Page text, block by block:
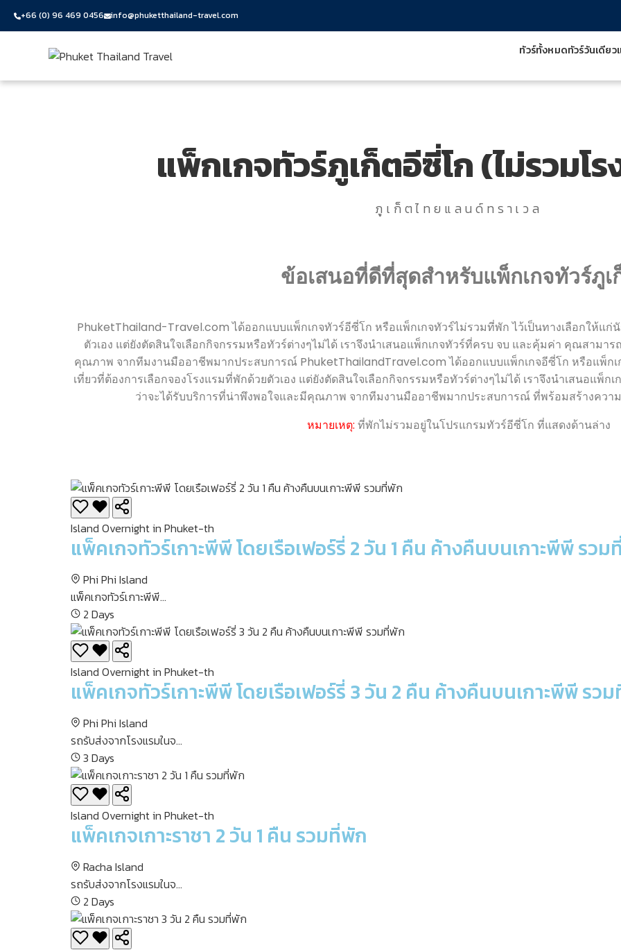
+66 (0) 96 469 0456 info@phuketthailand-travel.com
ทัวร์ทั้งหมดทัวร์วันเดียว
แพ็กเกจทัวร์ภูเก็ตอีซี่โก (ไม่รวมโ
ภูเก็ตไทยแลนด์ทราเวล
ข้อเสนอที่ดีที่สุดสำหรับแพ็กเกจทัวร์ภูเ
PhuketThailand-Travel.com ได้ออกแบบแพ็กเกจทัวร์อีซี่โก หรือแพ็กเกจทัวร์ไม่รวมที่พัก ไว้เป็นทางเลือกให้แก่
ตัวเอง แต่ยังตัดสินใจเลือกกิจกรรมหรือทัวร์ต่างๆไม่ได้ เราจึงนำเสนอแพ็กเกจทัวร์ที่ครบ จบ และคุ้มค่า คุณสามา
คุณภาพ จากทีมงานมืออาชีพมากประสบการณ์ PhuketThailandTravel.com ได้ออกแบบแพ็กเกจอีซี่โก หรือแพ็กเ
เที่ยวที่ต้องการเลือกจองโรงแรมที่พักด้วยตัวเอง แต่ยังตัดสินใจเลือกกิจกรรมหรือทัวร์ต่างๆไม่ได้ เราจึงนำเสนอแ
ว่าจะได้รับบริการที่น่าพึงพอใจและมีคุณภาพ จากทีมงานมืออาชีพมากประสบการณ์ ที่พร้อมสร้างควา
หมายเหตุ: ที่พักไม่รวมอยู่ในโปรแกรมทัวร์อีซี่โก ที่แสดงด้านล่าง
Island Overnight in Phuket-th
แพ็คเกจทัวร์เกาะพีพี โดยเรือเฟอร์รี่ 2 วัน 1 คืน ค้างคืนบนเกาะพีพี รว
Phi Phi Island
แพ็คเกจทัวร์เกาะพีพี...
2 Days
Island Overnight in Phuket-th
แพ็คเกจทัวร์เกาะพีพี โดยเรือเฟอร์รี่ 3 วัน 2 คืน ค้างคืนบนเกาะพีพี รว
Phi Phi Island
รถรับส่งจากโรงแรมในจ...
3 Days
Island Overnight in Phuket-th
แพ็คเกจเกาะราชา 2 วัน 1 คืน รวมที่พัก
Racha Island
รถรับส่งจากโรงแรมในจ...
2 Days